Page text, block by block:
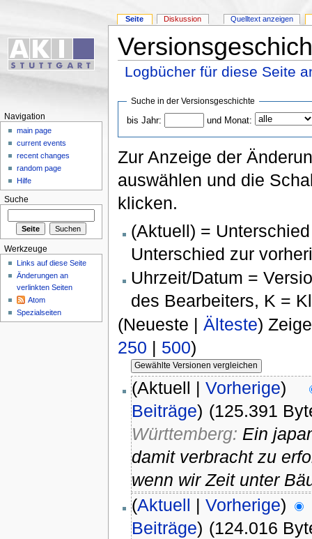
Logbücher für diese Seite
Suche in der Versionsgeschichte
bis Jahr: und Monat:
Zur Anzeige der
auswählen und die
klicken.
(Aktuell) =
Unterschied zur
Uhrzeit/Datum =
des Bearbeiters, K =
(Neueste | Älteste)
250 | 500)
(Aktuell | Vorherige)
Beiträge) (125.391
Württemberg: Ein
damit verbracht zu
wenn wir Zeit unter
(Aktuell | Vorherige)
Beiträge) (124.016
Seite Diskussion Quelltext anzeigen
Navigation
main page
current events
recent changes
random page
Hilfe
Suche
Werkzeuge
Links auf diese Seite
Änderungen an
verlinkten Seiten
Atom
Spezialseiten